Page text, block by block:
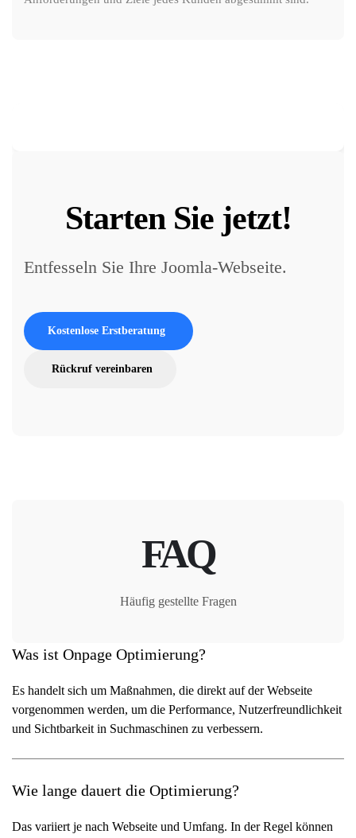
Starten Sie jetzt!
Entfesseln Sie Ihre Joomla-Webseite.
Kostenlose Erstberatung
Rückruf vereinbaren
FAQ
Häufig gestellte Fragen
Was ist Onpage Optimierung?
Es handelt sich um Maßnahmen, die direkt auf der Webseite
vorgenommen werden, um die Performance, Nutzerfreundlichkeit
und Sichtbarkeit in Suchmaschinen zu verbessern.
Wie lange dauert die Optimierung?
Das variiert je nach Webseite und Umfang. In der Regel können